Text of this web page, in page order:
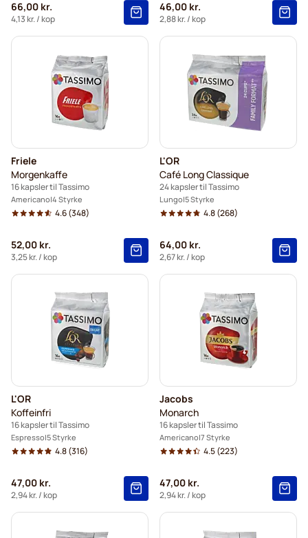
66,00 kr.
4,13 kr./ kop
46,00 kr.
2,88 kr./ kop
Friele
Morgenkaffe
16 kapsler til Tassimo
Americano 4 Styrke
4.6(348)
52,00 kr.
3,25 kr./ kop
L'OR
Café Long Classique
24 kapsler til Tassimo
Lungo 5 Styrke
4.8(268)
64,00 kr.
2,67 kr./ kop
L'OR
Koffeinfri
16 kapsler til Tassimo
Espresso 5 Styrke
4.8(316)
47,00 kr.
2,94 kr./ kop
Jacobs
Monarch
16 kapsler til Tassimo
Americano 7 Styrke
4.5(223)
47,00 kr.
2,94 kr./ kop